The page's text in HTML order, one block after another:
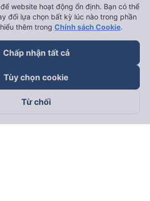
tôi trên
website hoạt động ổn định. Bạn có thể
đổi lựa chọn bất kỳ lúc nào trong phần
thêm trong Chính sách Cookie.
Chấp nhận tất cả
Tùy chọn cookie
Từ chối